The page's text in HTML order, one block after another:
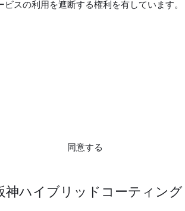
ビスの利用を遮断する権利を有しています。
同意する
神ハイブリッドコーティング